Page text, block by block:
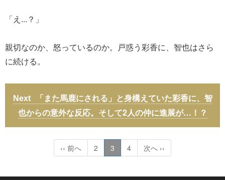
「え...？」
親切なのか、怒っているのか。戸惑う彩香に、智也はさら
に続ける。
「また馬鹿にされる」と身構えていた彩香に、智
也からの意外な反応。そして2人の仲に進展が…！？
‹‹ 前へ 2 3 4 次へ ››